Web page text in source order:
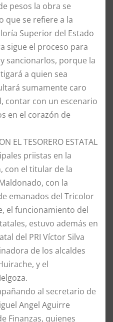
pesos la obra se
que se refiere a la
Superior del Estado
sigue el proceso para
sancionarlos, porque la
a quien sea
sumamente caro
contar con un escenario
en el corazón de
EL TESORERO ESTATAL
priistas en la
con el titular de la
con la
emanados del Tricolor
el funcionamiento del
estuvo además en
del PRI Víctor Silva
de los alcaldes
y el
al secretario de
Angel Aguirre
Finanzas, quienes